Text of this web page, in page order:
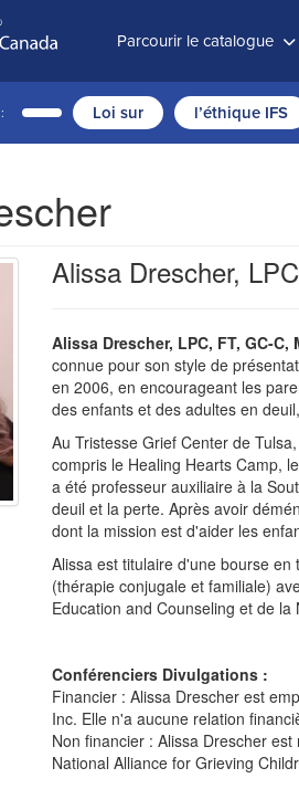
Parcourir le catalogue
Loi sur l’éthique IFS
Alissa Drescher,
Alissa Drescher, LPC, FT, GC-C,
connue pour son style de
en 2006, en encourageant les
des enfants et des adultes en
Au Tristesse Grief Center de
compris le Healing Hearts Camp,
a été professeur auxiliaire à la
deuil et la perte. Après avoir
dont la mission est d'aider les
Alissa est titulaire d'une bourse
(thérapie conjugale et familiale)
Education and Counseling et de
Conférenciers Divulgations :
Financier : Alissa Drescher est
Inc. Elle n'a aucune relation
Non financier : Alissa Drescher
National Alliance for Grieving